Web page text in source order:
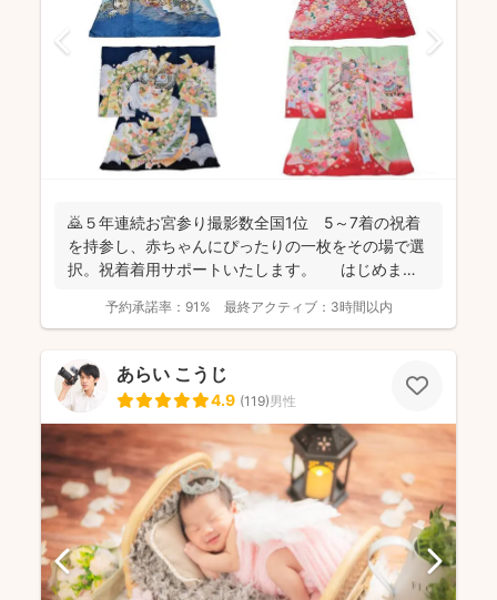
🙇５年連続お宮参り撮影数全国1位 5～7着の祝着
を持参し、赤ちゃんにぴったりの一枚をその場で選
択。祝着着用サポートいたします。 はじめまし
予約承諾率： 91% 最終アクティブ： 3時間以内
あらい こうじ
4.9 (119)男性